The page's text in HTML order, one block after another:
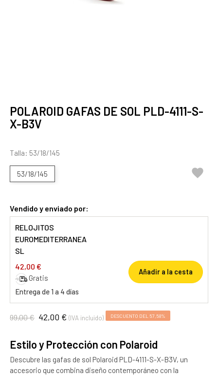
POLAROID GAFAS DE SOL PLD-4111-S-
X-B3V
Talla: 53/18/145
53/18/145 
Vendido y enviado por:
RELOJITOS
EUROMEDITERRANEA
SL
42,00 €
Gratis
Entrega de 1 a 4 días
Añadir a la cesta
99,00 € 42,00 € (IVA incluido) DESCUENTO DEL 57,58%
Estilo y Protección con Polaroid
Descubre las gafas de sol Polaroid PLD-4111-S-X-B3V, un
accesorio que combina diseño contemporáneo con la